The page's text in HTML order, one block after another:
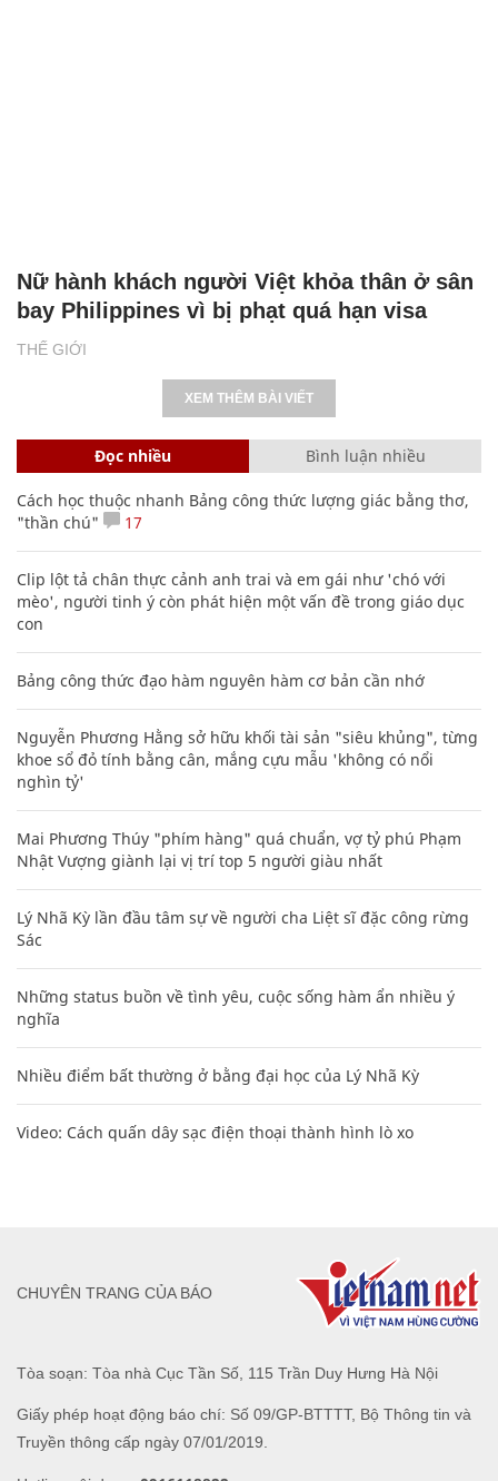
THẾ GIỚI
Nữ hành khách người Việt khỏa thân ở sân
bay Philippines vì bị phạt quá hạn visa
XEM THÊM BÀI VIẾT
Đọc nhiều Bình luận nhiều
Cách học thuộc nhanh Bảng công thức lượng giác bằng thơ,
"thần chú"
17
Clip lột tả chân thực cảnh anh trai và em gái như 'chó với
mèo', người tinh ý còn phát hiện một vấn đề trong giáo dục
con
Bảng công thức đạo hàm nguyên hàm cơ bản cần nhớ
Nguyễn Phương Hằng sở hữu khối tài sản "siêu khủng", từng
khoe sổ đỏ tính bằng cân, mắng cựu mẫu 'không có nổi
nghìn tỷ'
Mai Phương Thúy "phím hàng" quá chuẩn, vợ tỷ phú Phạm
Nhật Vượng giành lại vị trí top 5 người giàu nhất
Lý Nhã Kỳ lần đầu tâm sự về người cha Liệt sĩ đặc công rừng
Sác
Những status buồn về tình yêu, cuộc sống hàm ẩn nhiều ý
nghĩa
Nhiều điểm bất thường ở bằng đại học của Lý Nhã Kỳ
Video: Cách quấn dây sạc điện thoại thành hình lò xo
Tòa soạn: Tòa nhà Cục Tần Số, 115 Trần Duy Hưng Hà Nội
Giấy phép hoạt động báo chí: Số 09/GP-BTTTT, Bộ Thông tin và
Truyền thông cấp ngày 07/01/2019.
CHUYÊN TRANG CỦA BÁO